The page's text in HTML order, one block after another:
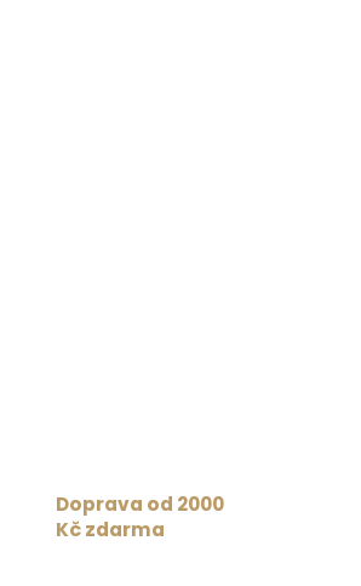
Doprava od 2000
Kč zdarma